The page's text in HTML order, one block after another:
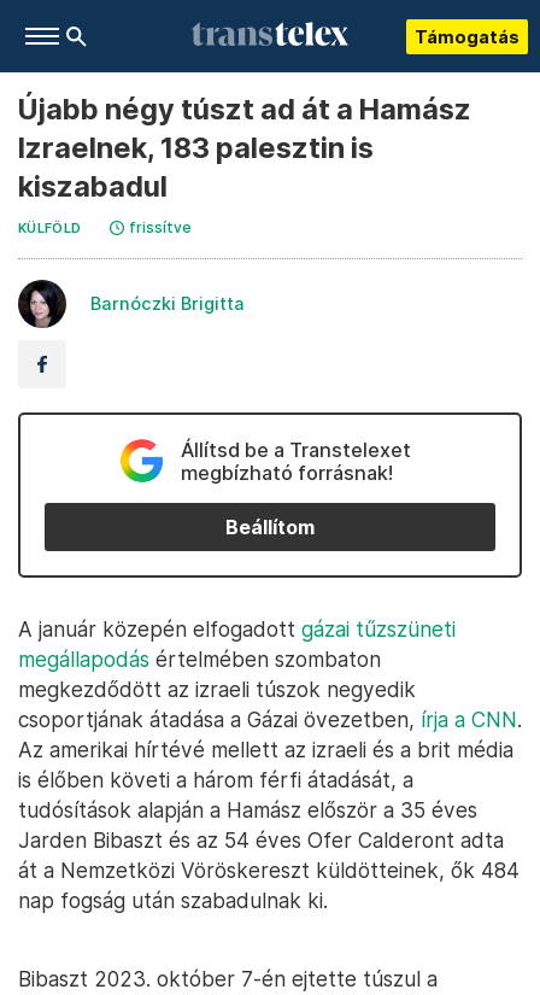
Támogatás
Újabb négy túszt ad át a Hamász
Izraelnek, 183 palesztin is
kiszabadul
KÜLFÖLD frissítve
Barnóczki Brigitta
Állítsd be a Transtelexet
megbízható forrásnak!
Beállítom
A január közepén elfogadott gázai tűzszüneti
megállapodás értelmében szombaton
megkezdődött az izraeli túszok negyedik
csoportjának átadása a Gázai övezetben, írja a CNN.
Az amerikai hírtévé mellett az izraeli és a brit média
is élőben követi a három férfi átadását, a
tudósítások alapján a Hamász először a 35 éves
Jarden Bibaszt és az 54 éves Ofer Calderont adta
át a Nemzetközi Vöröskereszt küldötteinek, ők 484
nap fogság után szabadulnak ki.
Bibaszt 2023. október 7-én ejtette túszul a